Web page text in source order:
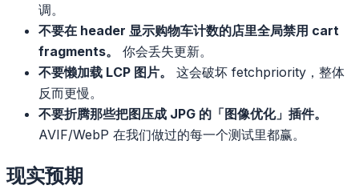
调。
不要在 header 显示购物车计数的店里全局禁用 cart
fragments。
你会丢失更新。
不要懒加载 LCP 图片。
这会破坏 fetchpriority，整体
反而更慢。
不要折腾那些把图压成 JPG 的「图像优化」插件。
AVIF/WebP 在我们做过的每一个测试里都赢。
现实预期